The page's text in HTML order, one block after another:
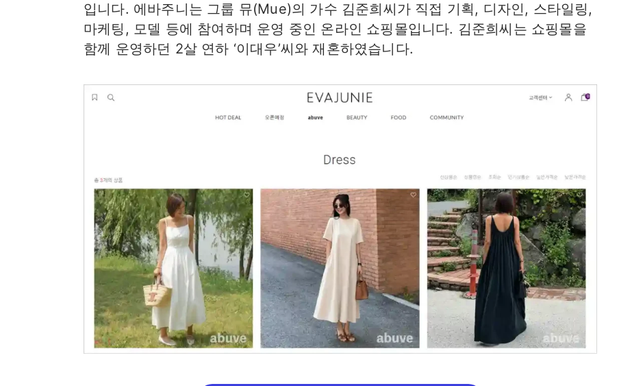
입니다. 에바주니는 그룹 뮤(Mue)의 가수 김준희씨가 직접 기획, 디자인, 스타일링,
마케팅, 모델 등에 참여하며 운영 중인 온라인 쇼핑몰입니다. 김준희씨는 쇼핑몰을
함께 운영하던 2살 연하 ‘이대우’씨와 재혼하였습니다.